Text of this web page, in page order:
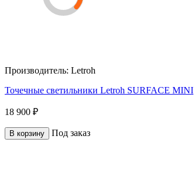
Производитель: Letroh
Точечные светильники Letroh SURFACE MINI
18 900 ₽
В корзину Под заказ